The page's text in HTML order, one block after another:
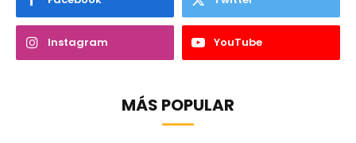
Instagram YouTube
MÁS POPULAR